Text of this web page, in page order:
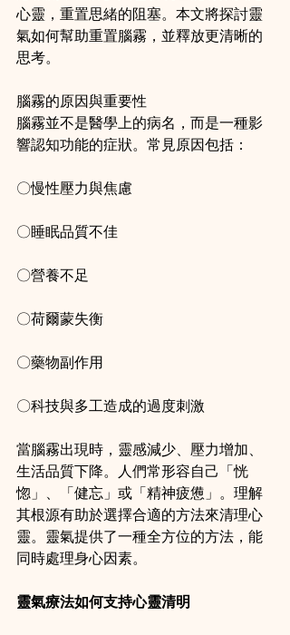
心靈，重置思緒的阻塞。本文將探討靈
氣如何幫助重置腦霧，並釋放更清晰的
思考。
腦霧的原因與重要性
腦霧並不是醫學上的病名，而是一種影
響認知功能的症狀。常見原因包括：
〇慢性壓力與焦慮
〇睡眠品質不佳
〇營養不足
〇荷爾蒙失衡
〇藥物副作用
〇科技與多工造成的過度刺激
當腦霧出現時，靈感減少、壓力增加、
生活品質下降。人們常形容自己「恍
惚」、「健忘」或「精神疲憊」。理解
其根源有助於選擇合適的方法來清理心
靈。靈氣提供了一種全方位的方法，能
同時處理身心因素。
靈氣療法如何支持心靈清明